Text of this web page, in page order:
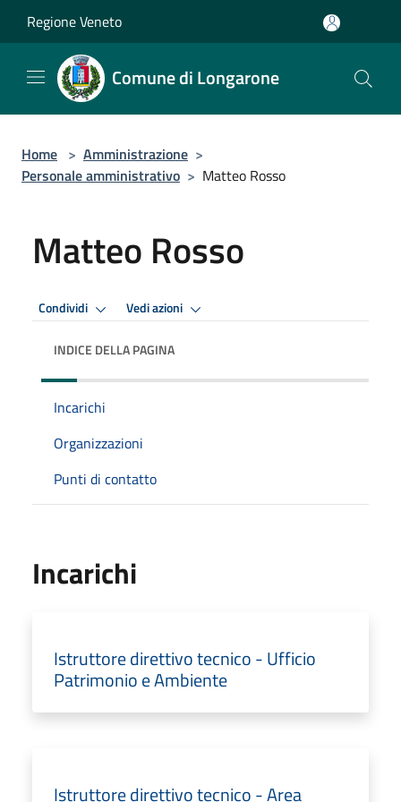
Regione Veneto
Comune di Longarone
Home > Amministrazione >
Personale amministrativo > Matteo Rosso
Matteo Rosso
Condividi Vedi azioni
INDICE DELLA PAGINA
Incarichi
Organizzazioni
Punti di contatto
Incarichi
Istruttore direttivo tecnico - Ufficio
Patrimonio e Ambiente
Istruttore direttivo tecnico - Area